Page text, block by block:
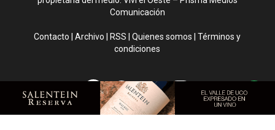
Comunicación
Contacto |Archivo RSS |Quienes somos |Términos y
condiciones